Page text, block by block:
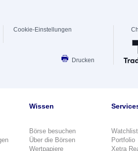
Cookie-Einstellungen
Drucken
Wissen
Börse besuchen
Über die Börsen
Wertpapiere
Watchlist
Portfolio
Xetra